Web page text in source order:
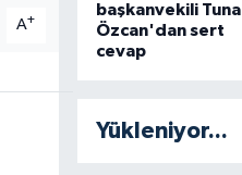
A+
başkanvekili Tuna
Özcan'dan sert
cevap
Yükleniyor...